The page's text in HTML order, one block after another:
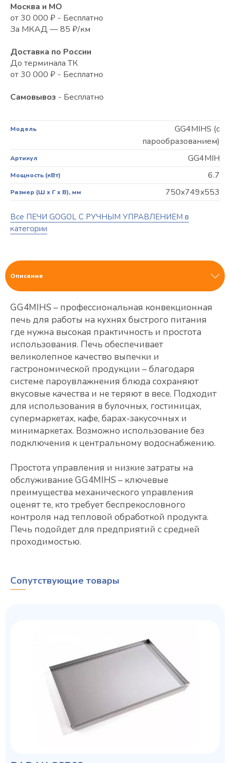
Модель
GG4MIHS (с
парообразованием)
Артикул GG4MIH
Мощность (кВт) 6.7
Размер (Ш х Г х В), мм 750x749x553
Все ПЕЧИ GOGOL С РУЧНЫМ УПРАВЛЕНИЕМ в
категории
Москва и МО
от 30 000 ₽ - Бесплатно
За МКАД — 85 ₽/км
Доставка по России
До терминала ТК
от 30 000 ₽ - Бесплатно
Самовывоз - Бесплатно
Описание
GG4MIHS – профессиональная конвекционная
печь для работы на кухнях быстрого питания
где нужна высокая практичность и простота
использования. Печь обеспечивает
великолепное качество выпечки и
гастрономической продукции – благодаря
системе пароувлажнения блюда сохраняют
вкусовые качества и не теряют в весе. Подходит
для использования в булочных, гостиницах,
супермаркетах, кафе, барах-закусочных и
минимаркетах. Возможно использование без
подключения к центральному водоснабжению.
Простота управления и низкие затраты на
обслуживание GG4MIHS – ключевые
преимущества механического управления
оценят те, кто требует беспрекословного
контроля над тепловой обработкой продукта.
Печь подойдет для предприятий с средней
проходимостью.
Сопутствующие товары